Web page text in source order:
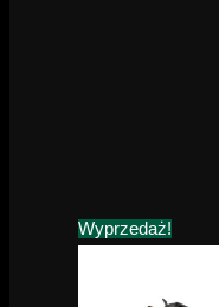
Wyprzedaż!